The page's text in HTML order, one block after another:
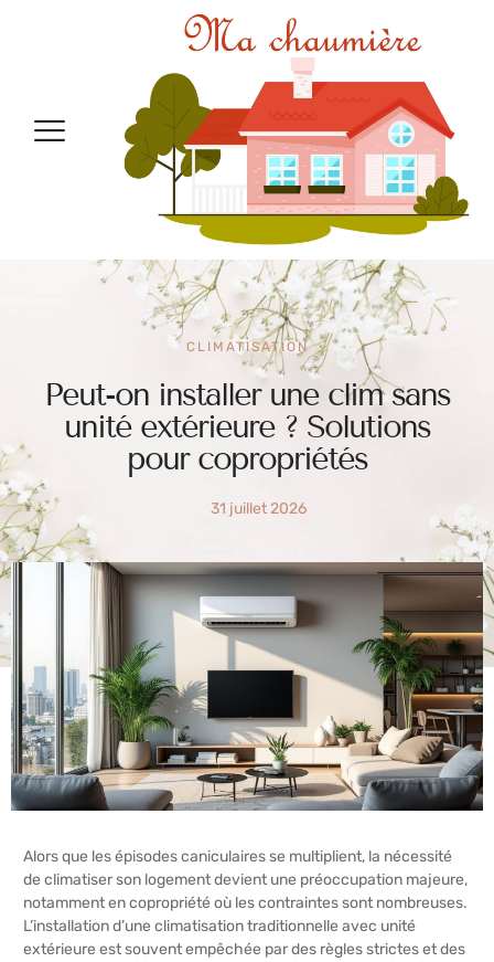
CLIMATISATION
Peut-on installer une clim sans
unité extérieure ? Solutions
pour copropriétés
31 juillet 2026
Alors que les épisodes caniculaires se multiplient, la nécessité
de climatiser son logement devient une préoccupation majeure,
notamment en copropriété où les contraintes sont nombreuses.
L’installation d’une climatisation traditionnelle avec unité
extérieure est souvent empêchée par des règles strictes et des